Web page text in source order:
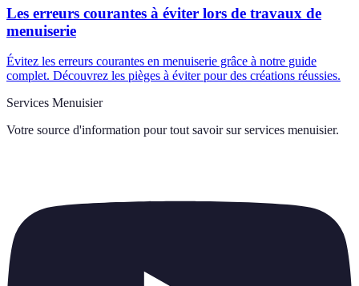
Les erreurs courantes à éviter lors de travaux de
menuiserie
Évitez les erreurs courantes en menuiserie grâce à notre guide
complet. Découvrez les pièges à éviter pour des créations réussies.
Services Menuisier
Votre source d'information pour tout savoir sur services menuisier.